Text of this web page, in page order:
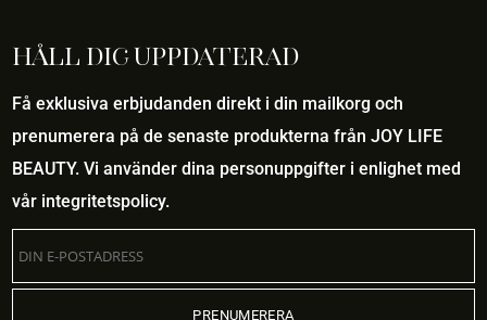
Håll dig uppdaterad
Få exklusiva erbjudanden direkt i din mailkorg och
prenumerera på de senaste produkterna från JOY LIFE
BEAUTY. Vi använder dina personuppgifter i enlighet med
vår integritetspolicy.